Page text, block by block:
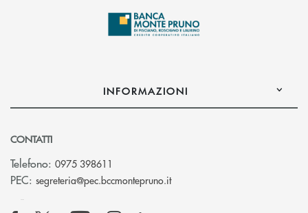
INFORMAZIONI
CONTATTI
Telefono: 0975 398611
PEC: segreteria@pec.bccmontepruno.it(si apre l’app di posta